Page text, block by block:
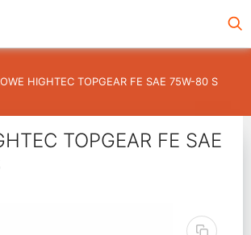
HIGHTEC TOPGEAR FE SAE 75W-80 S
TOPGEAR FE SAE